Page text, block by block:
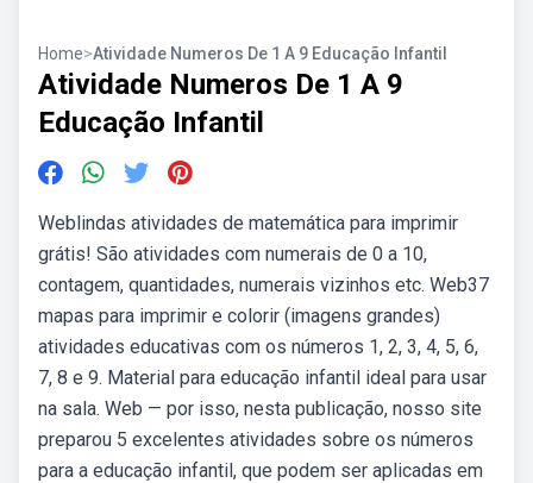
Home>Atividade Numeros De 1 A 9 Educação Infantil
Atividade Numeros De 1 A 9
Educação Infantil
Weblindas atividades de matemática para imprimir
grátis! São atividades com numerais de 0 a 10,
contagem, quantidades, numerais vizinhos etc. Web37
mapas para imprimir e colorir (imagens grandes)
atividades educativas com os números 1, 2, 3, 4, 5, 6,
7, 8 e 9. Material para educação infantil ideal para usar
na sala. Web — por isso, nesta publicação, nosso site
preparou 5 excelentes atividades sobre os números
para a educação infantil, que podem ser aplicadas em